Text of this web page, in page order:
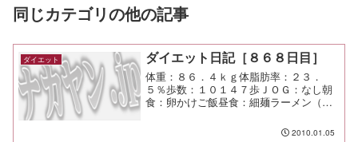
同じカテゴリの他の記事
ダイエット ダイエット日記［８６８日目］
体重：８６．４ｋｇ体脂肪率：２３．
５％歩数：１０１４７歩ＪＯＧ：なし朝
食：卵かけご飯昼食：細麺ラーメン（和
食：メモ：週初めに２日連続で呑むと疲
2010.01.05